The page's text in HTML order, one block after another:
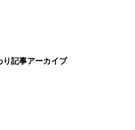
り記事アーカイブ